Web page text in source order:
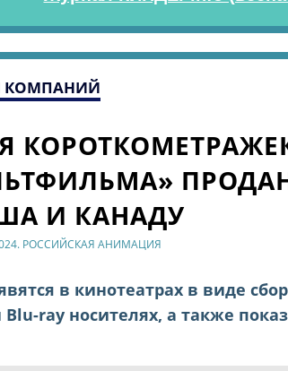
КОМПАНИЙ
И КАНАДУ
РОССИЙСКАЯ АНИМАЦИЯ
в кинотеатрах в виде
ray носителях, а также